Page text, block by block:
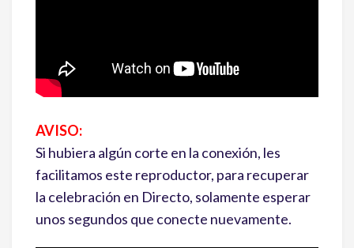
AVISO:
Si hubiera algún corte en la conexión, les
facilitamos este reproductor, para recuperar
la celebración en Directo, solamente esperar
unos segundos que conecte nuevamente.